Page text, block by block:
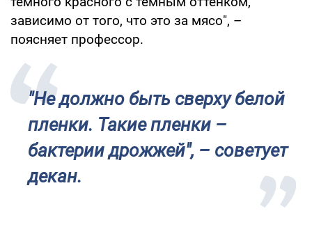
зависимо от того, что это за мясо", –
поясняет профессор.
"Не должно быть сверху белой
пленки. Такие пленки –
бактерии дрожжей", – советует
декан.